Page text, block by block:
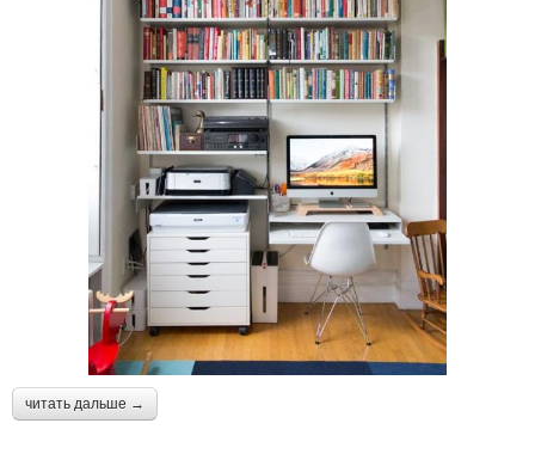
читать дальше →